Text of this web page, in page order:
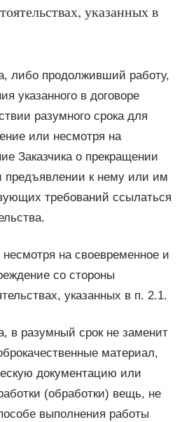
указанных в
либо продолживший работу,
указанного в договоре
разумного срока для
или несмотря на
Заказчика о прекращении
предъявлении к нему или им
требований ссылаться
на своевременное и
со стороны
указанных в п. 2.1.
в разумный срок не заменит
материал,
документацию или
(обработки) вещь, не
выполнения работы